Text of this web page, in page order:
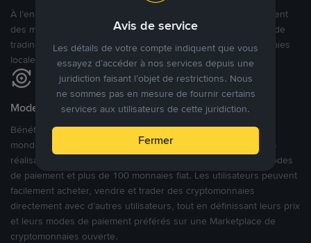
À l’encontre des nombreuses autres plateformes P2P qui ciblent
des marchés spécifiques, Binance P2P offre une expérience de
trading véritablement internationale grâce à plus de 70 monnaies
locales.
Modes de paiement flexibles
Bénéficiant de la confiance de millions d’utilisateurs dans le
monde, Binance P2P fournit une plateforme sécurisée pour la
réalisation de trades en cryptomonnaies dans plus de 800 modes
de paiement et plus de 100 monnaies fiat. Les utilisateurs peuvent
facilement acheter, vendre et trader des cryptomonnaies
directement avec d’autres utilisateurs, tout en définissant leurs prix
et leurs modes de paiement préférés sur une Marketplace de
cryptomonnaies ouverte.
Avis de service
Les détails de votre compte indiquent que vous
essayez d’accéder à nos services depuis une
juridiction faisant l’objet de restrictions. Nous
ne sommes pas en mesure de fournir certains
services aux utilisateurs de cette juridiction.
Fermer